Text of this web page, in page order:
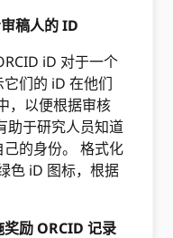
稿人的 ID
iD 对于一个
们的 iD 在他们
，以便根据审核
助于研究人员知道
的身份。 格式化
色 iD 图标，根据
励 ORCID 记录